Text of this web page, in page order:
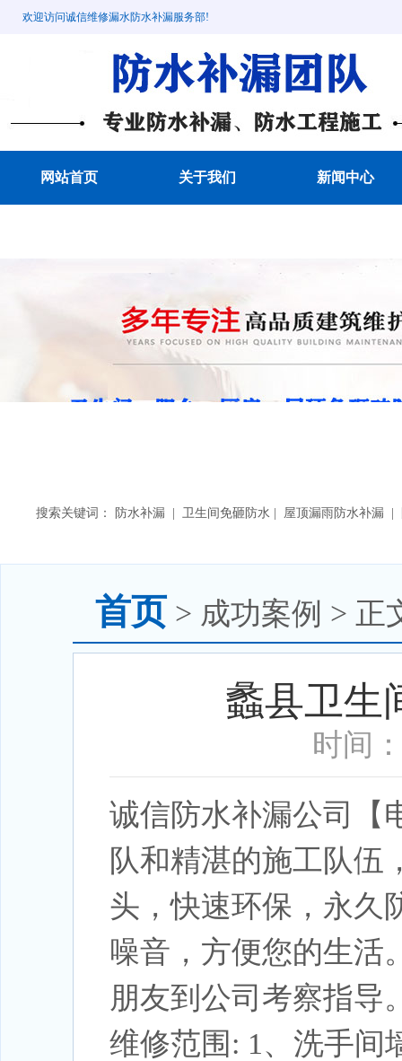
欢迎访问诚信维修漏水防水补漏服务部!
网站首页 关于我们 新闻中心
搜索关键词： 防水补漏 | 卫生间免砸防水 | 屋顶漏雨防水补漏
首页 > 成功案例 > 正
蠡县卫生
时间
诚信防水补漏公司【
队和精湛的施工队伍
头，快速环保，永久
噪音，方便您的生活
朋友到公司考察指导
维修范围: 1、洗手间